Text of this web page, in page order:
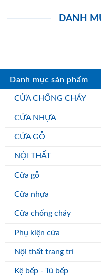
DANH
Danh mục sản phẩm
CỬA CHỐNG CHÁY
CỬA NHỰA
CỬA GỖ
NỘI THẤT
Cửa gỗ
Cửa nhựa
Cửa chống cháy
Phụ kiện cửa
Nội thất trang trí
Kệ bếp - Tủ bếp